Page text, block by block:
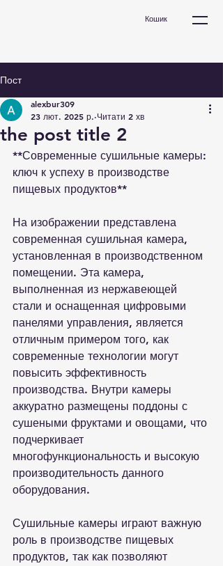
Кошик
Пост
the post title 2
alexbur309
23 лют. 2025 р. Читати 2 хв
**Современные сушильные камеры:
ключ к успеху в производстве
пищевых продуктов**
На изображении представлена
современная сушильная камера,
установленная в производственном
помещении. Эта камера,
выполненная из нержавеющей
стали и оснащенная цифровыми
панелями управления, является
отличным примером того, как
современные технологии могут
повысить эффективность
производства. Внутри камеры
аккуратно размещены поддоны с
сушеными фруктами и овощами, что
подчеркивает
многофункциональность и высокую
производительность данного
оборудования.
Сушильные камеры играют важную
роль в производстве пищевых
продуктов, так как позволяют